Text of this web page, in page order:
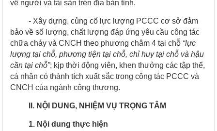
về người và tài sản trên địa bàn tỉnh.
- Xây dựng, củng cố lực lượng PCCC cơ sở đảm
bảo về số lượng, chất lượng đáp ứng yêu cầu công tác
chữa cháy và CNCH theo phương châm 4 tại chỗ “lực
lượng tại chỗ, phương tiện tại chỗ, chỉ huy tại chỗ và hậu
cần tại chỗ”; kịp thời động viên, khen thưởng các tập thể,
cá nhân có thành tích xuất sắc trong công tác PCCC và
CNCH của ngành công thương.
II. NỘI DUNG, NHIỆM VỤ TRỌNG TÂM
1. Nội dung thực hiện